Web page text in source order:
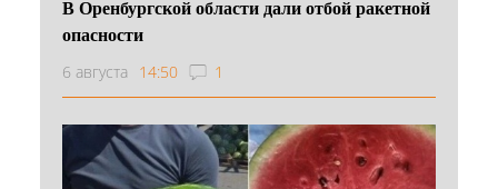
В Оренбургской области дали отбой ракетной
опасности
6 августа 14:50 1